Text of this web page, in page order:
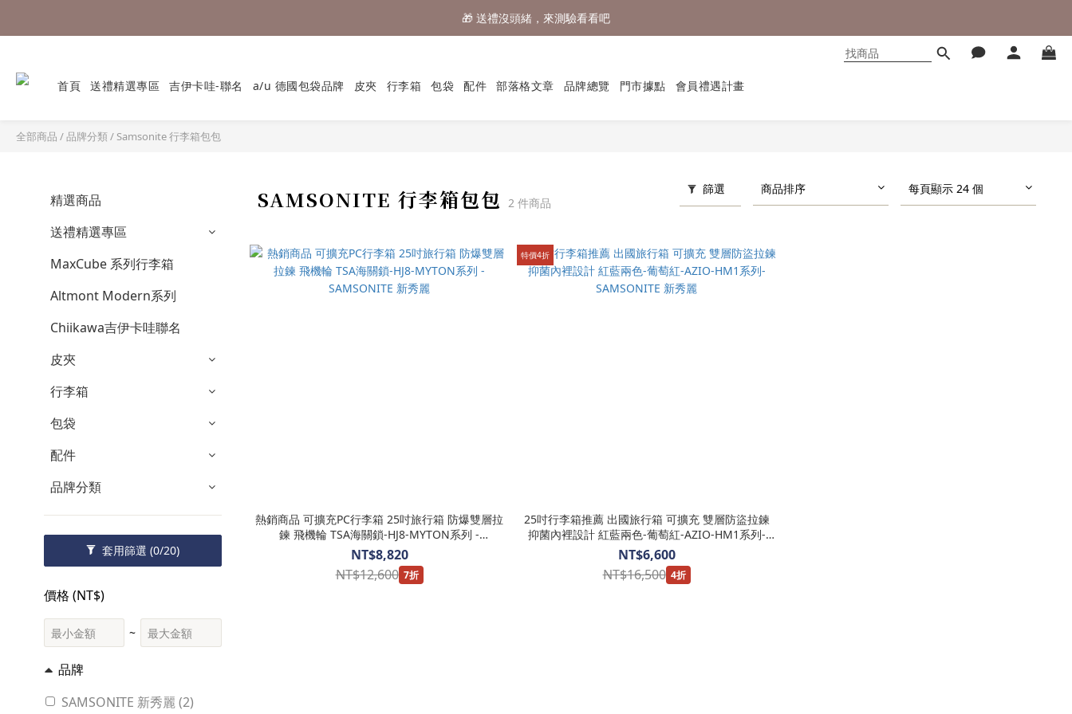
⌛行李箱結帳 72折 至8/9止
🎁 送禮沒頭緒，來測驗看看吧
首頁 送禮精選專區 吉伊卡哇-聯名 a/u 德國包袋品牌 皮夾 行李箱 包袋 配件 部落格文章 品牌總覽 門市據點 會員禮遇計畫
全部商品 /品牌分類/ Samsonite 行李箱包包
精選商品
送禮精選專區
MaxCube 系列行李箱
Altmont Modern系列
Chiikawa吉伊卡哇聯名
皮夾
行李箱
包袋
配件
品牌分類
套用篩選 (0/20)
價格 (NT$)
~
品牌
SAMSONITE 新秀麗 (2)
SAMSONITE 行李箱包包2 件商品
篩選 商品排序 每頁顯示 24 個
熱銷商品 可擴充PC行李箱 25吋旅行箱 防爆雙層拉
鍊 飛機輪 TSA海關鎖-HJ8-MYTON系列 -
SAMSONITE 新秀麗
NT$8,820
NT$12,600 7折
特價4折
25吋行李箱推薦 出國旅行箱 可擴充 雙層防盜拉鍊
抑菌內裡設計 紅藍兩色-葡萄紅-AZIO-HM1系列-
SAMSONITE 新秀麗
NT$6,600
NT$16,500 4折